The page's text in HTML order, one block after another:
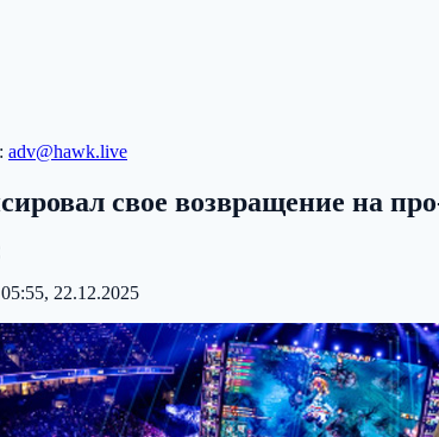
adv@hawk.live
свое возвращение на
05:55, 22.12.2025